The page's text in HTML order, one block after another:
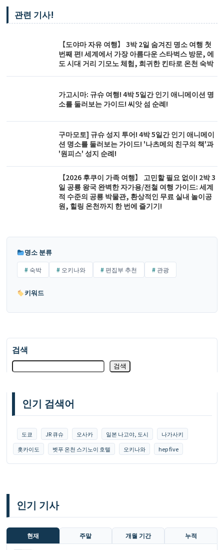
관련 기사!
【도야마 자유 여행】 3박 2일 숨겨진 명소 여행 첫
번째 편! 세계에서 가장 아름다운 스타벅스 방문, 에
도 시대 거리 기모노 체험, 희귀한 킨타로 온천 숙박
가고시마: 규슈 여행! 4박 5일간 인기 애니메이션 명
소를 둘러보는 가이드! 씨앗 섬 순례!
구마모토] 규슈 성지 투어! 4박 5일간 인기 애니메이
션 명소를 둘러보는 가이드! '나츠메의 친구의 책'과
'원피스' 성지 순례!
【2026 후쿠이 가족 여행】 고민할 필요 없이! 2박 3
일 공룡 왕국 완벽한 자가용/전철 여행 가이드: 세계
적 수준의 공룡 박물관, 환상적인 무료 실내 놀이공
원, 힐링 온천까지 한 번에 즐기기!
명소 분류
숙박 오키나와 편집부 추천 관광
키워드
검색
검색
인기 검색어
도쿄 JR 큐슈 오사카 일본 나고야, 도시
나가사키
홋카이도
벳푸 온천 스기노이 호텔 오키나와 hep five
인기 기사
현재 주말 개월 기간 누적